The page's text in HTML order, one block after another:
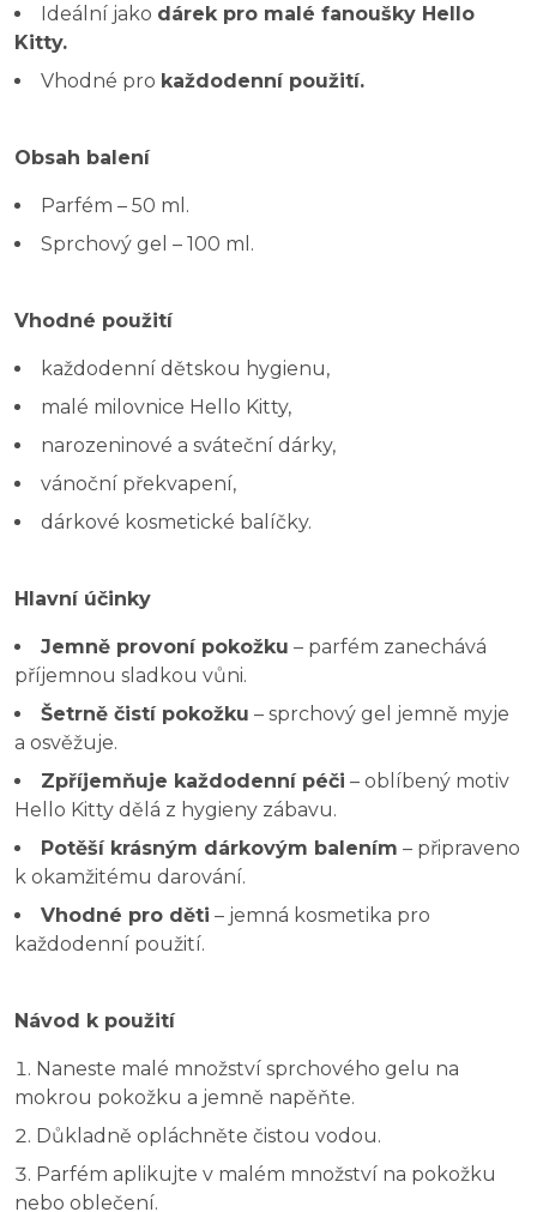
Ideální jako dárek pro malé fanoušky Hello
Kitty.
Vhodné pro každodenní použití.
Obsah balení
Parfém – 50 ml.
Sprchový gel – 100 ml.
Vhodné použití
každodenní dětskou hygienu,
malé milovnice Hello Kitty,
narozeninové a sváteční dárky,
vánoční překvapení,
dárkové kosmetické balíčky.
Hlavní účinky
Jemně provoní pokožku – parfém zanechává
příjemnou sladkou vůni.
Šetrně čistí pokožku – sprchový gel jemně myje
a osvěžuje.
Zpříjemňuje každodenní péči – oblíbený motiv
Hello Kitty dělá z hygieny zábavu.
Potěší krásným dárkovým balením – připraveno
k okamžitému darování.
Vhodné pro děti – jemná kosmetika pro
každodenní použití.
Návod k použití
Naneste malé množství sprchového gelu na
mokrou pokožku a jemně napěňte.
Důkladně opláchněte čistou vodou.
Parfém aplikujte v malém množství na pokožku
nebo oblečení.